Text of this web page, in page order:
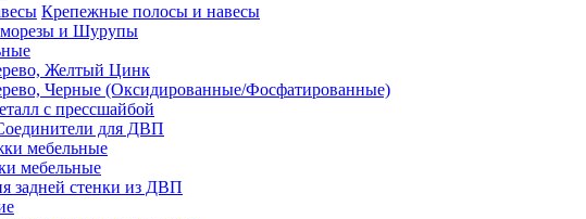
Крепежные полосы и навесы
и Шурупы
Желтый Цинк
Черные (Оксидированные/Фосфатированные)
с прессшайбой
для ДВП
мебельные
мебельные
задней стенки из ДВП